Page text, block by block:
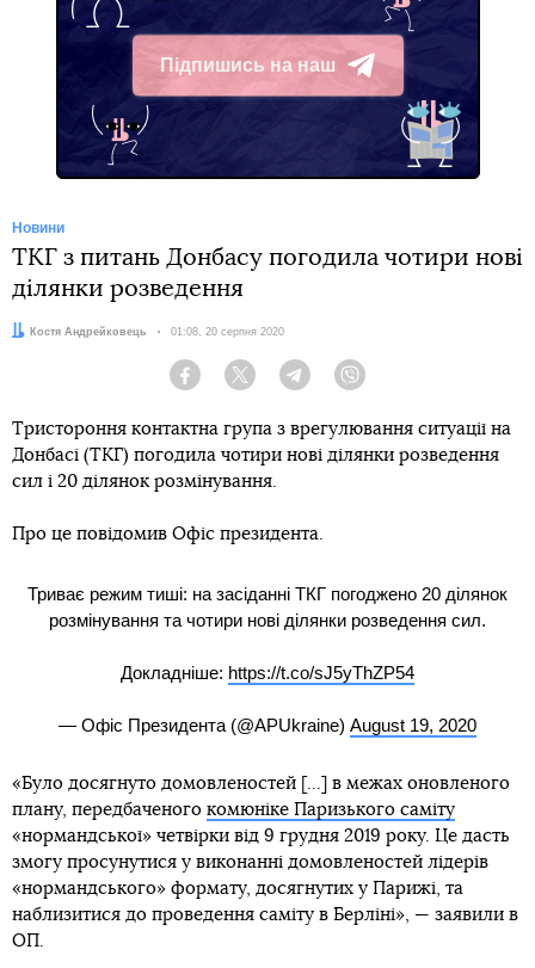
Підпишись на наш
Telegram
Новини
ТКГ з питань Донбасу погодила чотири нові
ділянки розведення
Автор:Костя Андрейковець Дата:
01:08, 20 серпня 2020
Facebook Twitter Telegram
Тристороння контактна група з врегулювання ситуації на
Донбасі (ТКГ) погодила чотири нові ділянки розведення
сил і 20 ділянок розмінування.
Про це повідомив Офіс президента.
Триває режим тиші: на засіданні ТКГ погоджено 20 ділянок
розмінування та чотири нові ділянки розведення сил.
Докладніше: https://t.co/sJ5yThZP54
— Офіс Президента (@APUkraine) August 19, 2020
«Було досягнуто домовленостей [...] в межах оновленого
плану, передбаченого комюніке Паризького саміту
«нормандської» четвірки від 9 грудня 2019 року. Це дасть
змогу просунутися у виконанні домовленостей лідерів
«нормандського» формату, досягнутих у Парижі, та
наблизитися до проведення саміту в Берліні», — заявили в
ОП.